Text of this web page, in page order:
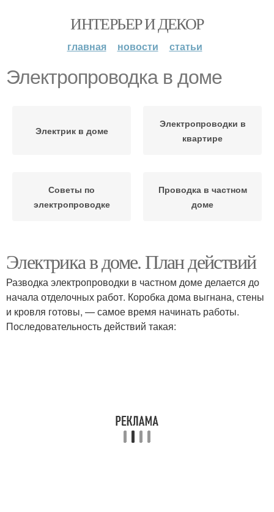
ИНТЕРЬЕР И ДЕКОР
главная новости статьи
Электропроводка в доме
Электрик в доме
Электропроводки в
квартире
Советы по
электропроводке
Проводка в частном
доме
Электрика в доме. План действий
Разводка электропроводки в частном доме делается до
начала отделочных работ. Коробка дома выгнана, стены
и кровля готовы, — самое время начинать работы.
Последовательность действий такая: